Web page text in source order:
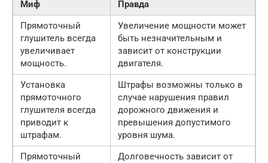
Миф
Правда
Прямоточный
глушитель всегда
увеличивает
мощность.
Увеличение мощности может
быть незначительным и
зависит от конструкции
двигателя.
Установка
прямоточного
глушителя всегда
приводит к
штрафам.
Штрафы возможны только в
случае нарушения правил
дорожного движения и
превышения допустимого
уровня шума.
Прямоточный
Долговечность зависит от